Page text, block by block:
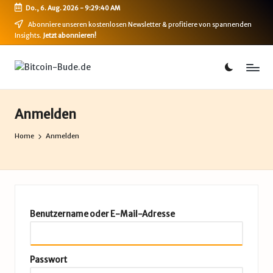
Skip
Do., 6. Aug. 2026-9:29:40 AM
Abonniere unseren kostenlosen Newsletter & profitiere von spannenden
Insights. Jetzt abonnieren!
B
i
t
c
i
Bitcoin,
&
mehr
Anmelden
Home Anmelden
Benutzername oder E-Mail-Adresse
Passwort